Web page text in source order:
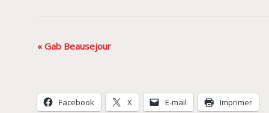
Navigation
« Gab Beausejour
Facebook X E-mail Imprimer